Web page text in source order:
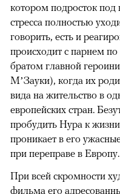
котором подросток под
стресса полностью
говорить, есть и
происходит с парнем
братом главной
М’Зауки), когда их
вида на жительство в
европейских стран.
пробудить Нура к
проникает в его
при переправе в Европу.
При всей скромности
фильма его